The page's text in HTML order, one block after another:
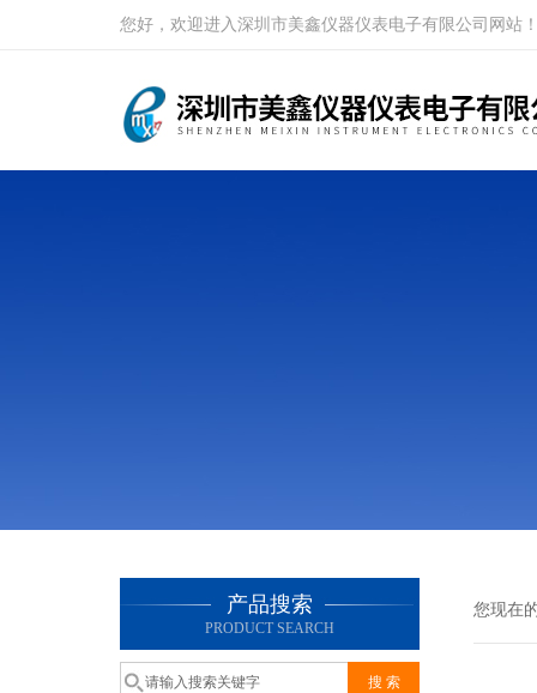
您好，欢迎进入深圳市美鑫仪器仪表电子有限公司网站
产品搜索
PRODUCT SEARCH
您现在